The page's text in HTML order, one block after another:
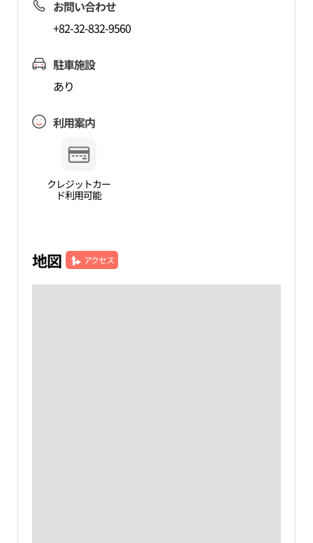
お問い合わせ
+82-32-832-9560
駐車施設
あり
利用案内
クレジットカー
ド利用可能
地図 アクセス